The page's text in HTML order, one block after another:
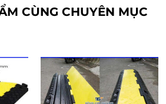
CÙNG CHUYÊN MỤC